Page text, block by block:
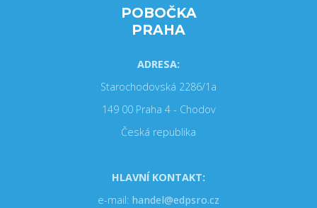
POBOČKA
PRAHA
ADRESA:
Starochodovská 2286/1a
149 00 Praha 4 - Chodov
Česká republika
HLAVNÍ KONTAKT:
e-mail: handel@edpsro.cz